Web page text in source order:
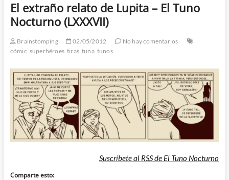
El extraño relato de Lupita – El Tuno
Nocturno (LXXXVII)
Brainstomping 02/05/2012
No hay comentarios
cómic superhéroes tiras tuna tunos
Suscríbete al RSS de El Tuno Nocturno
Comparte esto: